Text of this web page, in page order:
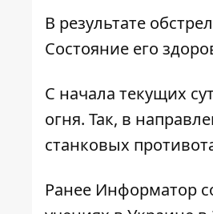
В результате
Состояние его
С начала текущих
огня. Так, в
станковых
Ранее Информатор